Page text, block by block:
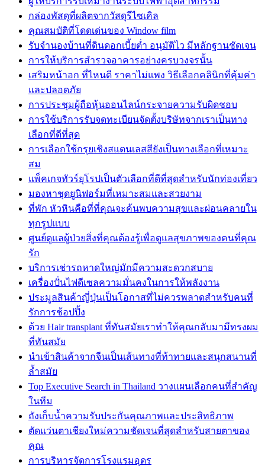
กล่องพัสดุที่ผลิตจากวัสดุรีไซเคิล
คุณสมบัติที่โดดเด่นของ Window film
รับจำนองบ้านที่ดินดอกเบี้ยต่ำ อนุมัติไว มีหลักฐานชัดเจน
การให้บริการสำรวจอาคารอย่างครบวงจรนั้น
เสริมหน้าอก ที่ไหนดี ราคาไม่แพง วิธีเลือกคลินิกที่คุ้มค่า
และปลอดภัย
การประชุมผู้ถือหุ้นออนไลน์กระจายความรับผิดชอบ
การใช้บริการรับจดทะเบียนจัดตั้งบริษัทจากเราเป็นทาง
เลือกที่ดีที่สุด
การเลือกใช้กรุยเชิงสแตนเลสสียังเป็นทางเลือกที่เหมาะ
สม
แพ็คเกจทัวร์ยุโรปเป็นตัวเลือกที่ดีที่สุดสำหรับนักท่องเที่ยว
มองหาชุดยูนิฟอร์มที่เหมาะสมและสวยงาม
ที่พัก หัวหินคือที่ที่คุณจะค้นพบความสุขและผ่อนคลายใน
ทุกรูปแบบ
ศูนย์ดูแลผู้ป่วยสิ่งที่คุณต้องรู้เพื่อดูแลสุขภาพของคนที่คุณ
รัก
บริการเช่ารถหาดใหญ่มักมีความสะดวกสบาย
เครื่องปั่นไฟดีเซลความมั่นคงในการให้พลังงาน
ประมูลสินค้าญี่ปุ่นเป็นโอกาสที่ไม่ควรพลาดสำหรับคนที่
รักการช้อปปิ้ง
ด้วย Hair transplant ที่ทันสมัยเราทำให้คุณกลับมามีทรงผม
ที่ทันสมัย
นำเข้าสินค้าจากจีนเป็นเส้นทางที่ท้าทายและสนุกสนานที่
ล้ำสมัย
Top Executive Search in Thailand วางแผนเลือกคนที่สำคัญ
ในทีม
ถังเก็บน้ำความรับประกันคุณภาพและประสิทธิภาพ
ตัดแว่นตาเชียงใหม่ความชัดเจนที่สุดสำหรับสายตาของ
คุณ
การบริหารจัดการโรงแรมอุดร